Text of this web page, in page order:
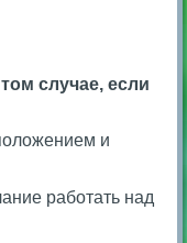
случае, если
и
работать над